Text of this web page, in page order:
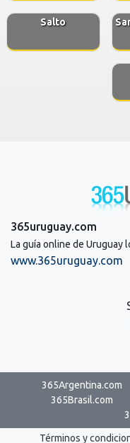
Salto
365uruguay.com
La guía online de Uruguay
www.365uruguay.com
365Argentina.com
365Brasil.com
Términos y